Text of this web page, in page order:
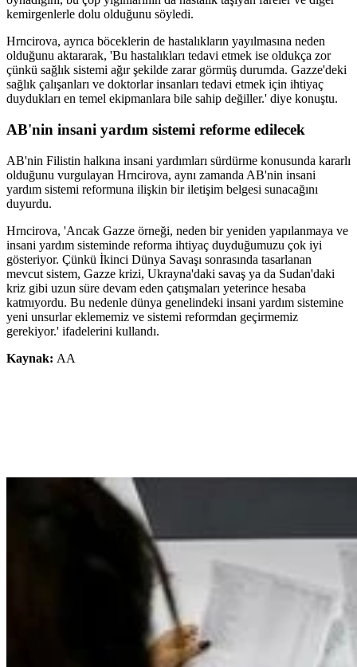
kemirgenlerle dolu olduğunu söyledi.
Hrncirova, ayrıca böceklerin de hastalıkların yayılmasına neden
olduğunu aktararak, 'Bu hastalıkları tedavi etmek ise oldukça zor
çünkü sağlık sistemi ağır şekilde zarar görmüş durumda. Gazze'deki
sağlık çalışanları ve doktorlar insanları tedavi etmek için ihtiyaç
duydukları en temel ekipmanlara bile sahip değiller.' diye konuştu.
AB'nin insani yardım sistemi reforme edilecek
AB'nin Filistin halkına insani yardımları sürdürme konusunda kararlı
olduğunu vurgulayan Hrncirova, aynı zamanda AB'nin insani
yardım sistemi reformuna ilişkin bir iletişim belgesi sunacağını
duyurdu.
Hrncirova, 'Ancak Gazze örneği, neden bir yeniden yapılanmaya ve
insani yardım sisteminde reforma ihtiyaç duyduğumuzu çok iyi
gösteriyor. Çünkü İkinci Dünya Savaşı sonrasında tasarlanan
mevcut sistem, Gazze krizi, Ukrayna'daki savaş ya da Sudan'daki
kriz gibi uzun süre devam eden çatışmaları yeterince hesaba
katmıyordu. Bu nedenle dünya genelindeki insani yardım sistemine
yeni unsurlar eklememiz ve sistemi reformdan geçirmemiz
gerekiyor.' ifadelerini kullandı.
Kaynak: AA